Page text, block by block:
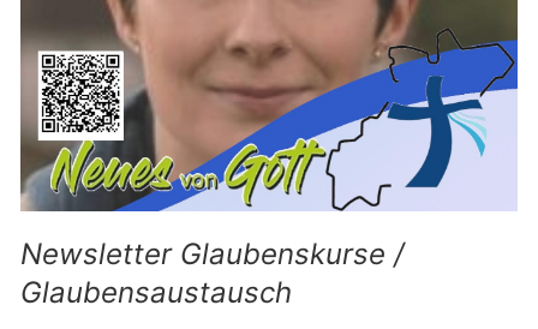
Newsletter Glaubenskurse /
Glaubensaustausch